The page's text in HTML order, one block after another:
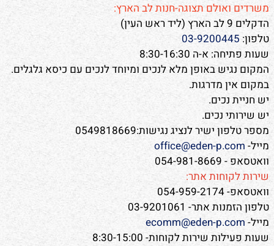
משרדים ואולם תצוגה-חנות לב הארץ:
הדקלים 9 לב הארץ (ליד ראש העין)
טלפון: 03-9200445
שעות פתיחה: א-ה 8:30-16:30
המקום נגיש באופן מלא לנכים ומיוחד לנכים עם כיסא גלגלים.
במקום אין מדרגות.
יש חניית נכים.
יש שירותי נכים.
מספר טלפון ישיר לנציג נגישות:0549818669
מייל- office@eden-p.com
וואטסאפ - 054-981-8669
שירות לקוחות אתר:
וואטסאפ- 054-959-2174
טלפון הזמנות אתר- 03-9201061
מייל- ecomm@eden-p.com
שעות פעילות שירות לקוחות- 8:30-15:00